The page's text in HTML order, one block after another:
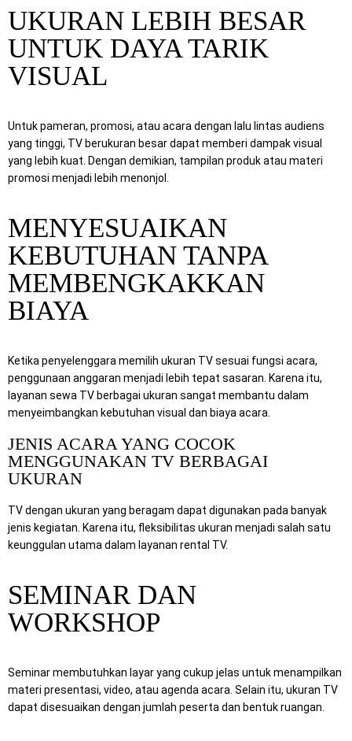
UKURAN LEBIH BESAR
UNTUK DAYA TARIK
VISUAL
Untuk pameran, promosi, atau acara dengan lalu lintas audiens
yang tinggi, TV berukuran besar dapat memberi dampak visual
yang lebih kuat. Dengan demikian, tampilan produk atau materi
promosi menjadi lebih menonjol.
MENYESUAIKAN
KEBUTUHAN TANPA
MEMBENGKAKKAN
BIAYA
Ketika penyelenggara memilih ukuran TV sesuai fungsi acara,
penggunaan anggaran menjadi lebih tepat sasaran. Karena itu,
layanan sewa TV berbagai ukuran sangat membantu dalam
menyeimbangkan kebutuhan visual dan biaya acara.
JENIS ACARA YANG COCOK
MENGGUNAKAN TV BERBAGAI
UKURAN
TV dengan ukuran yang beragam dapat digunakan pada banyak
jenis kegiatan. Karena itu, fleksibilitas ukuran menjadi salah satu
keunggulan utama dalam layanan rental TV.
SEMINAR DAN
WORKSHOP
Seminar membutuhkan layar yang cukup jelas untuk menampilkan
materi presentasi, video, atau agenda acara. Selain itu, ukuran TV
dapat disesuaikan dengan jumlah peserta dan bentuk ruangan.